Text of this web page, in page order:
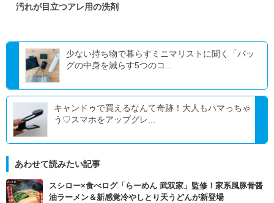
汚れが目立つアレ用の洗剤
少ない持ち物で暮らすミニマリストに聞く「バッ
グの中身を減らす5つのコ...
キャンドゥで買えるなんて奇跡！大人もハマっちゃ
う♡スマホをアップグレ...
あわせて読みたい記事
スシロー×食べログ「らーめん 武双家」監修！家系風豚骨醤
油ラーメン＆新感覚冷やしとり天うどんが新登場